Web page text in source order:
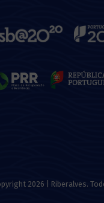
2026 | Riberalves.